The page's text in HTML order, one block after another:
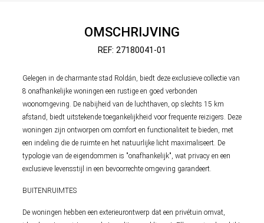
OMSCHRIJVING
REF: 27180041-01
Gelegen in de charmante stad Roldán, biedt deze exclusieve collectie van
8 onafhankelijke woningen een rustige en goed verbonden
woonomgeving. De nabijheid van de luchthaven, op slechts 15 km
afstand, biedt uitstekende toegankelijkheid voor frequente reizigers. Deze
woningen zijn ontworpen om comfort en functionaliteit te bieden, met
een indeling die de ruimte en het natuurlijke licht maximaliseert. De
typologie van de eigendommen is "onafhankelijk", wat privacy en een
exclusieve levensstijl in een bevoorrechte omgeving garandeert.
BUITENRUIMTES
De woningen hebben een exterieurontwerp dat een privétuin omvat,